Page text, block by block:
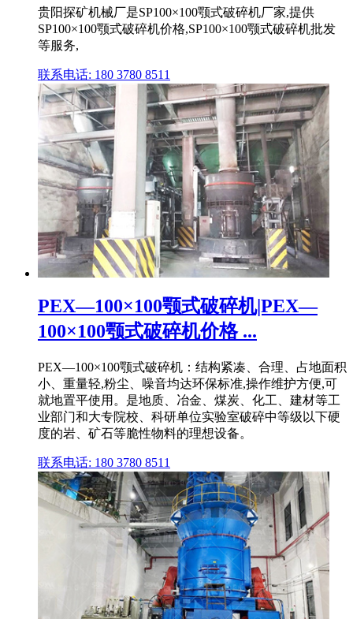
贵阳探矿机械厂是SP100×100颚式破碎机厂家,提供
SP100×100颚式破碎机价格,SP100×100颚式破碎机批发
等服务,
联系电话: 180 3780 8511
PEX—100×100颚式破碎机|PEX—
100×100颚式破碎机价格 ...
PEX—100×100颚式破碎机：结构紧凑、合理、占地面积
小、重量轻,粉尘、噪音均达环保标准,操作维护方便,可
就地置平使用。是地质、冶金、煤炭、化工、建材等工
业部门和大专院校、科研单位实验室破碎中等级以下硬
度的岩、矿石等脆性物料的理想设备。
联系电话: 180 3780 8511